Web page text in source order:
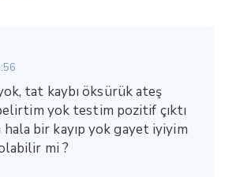
tat kaybı öksürük ateş
yok testim pozitif çıktı
bir kayıp yok gayet iyiyim
mi ?